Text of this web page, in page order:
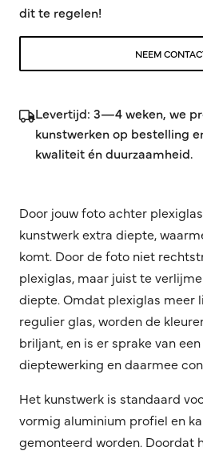
dit te regelen!
NEEM
Levertijd: 3—4 weken, we
kunstwerken op bestelling
kwaliteit én duurzaamheid.
Door jouw foto achter
kunstwerk extra diepte,
komt. Door de foto niet
plexiglas, maar juist te
diepte. Omdat plexiglas meer
regulier glas, worden de
briljant, en is er sprake van
dieptewerking en daarmee
Het kunstwerk is standaard
vormig aluminium profiel en
gemonteerd worden. Doordat